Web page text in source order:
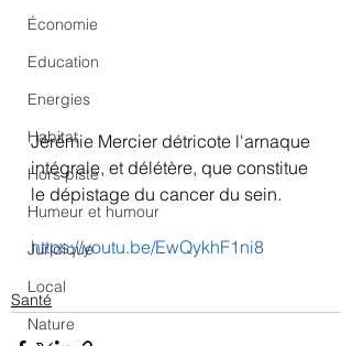
Économie
Education
Energies
Habitat
Hors piste
Humeur et humour
Juridique
Local
Nature
Jérémie Mercier détricote l'arnaque
intégrale, et délétère, que constitue
le dépistage du cancer du sein.
https://youtu.be/EwQykhF1ni8
Santé